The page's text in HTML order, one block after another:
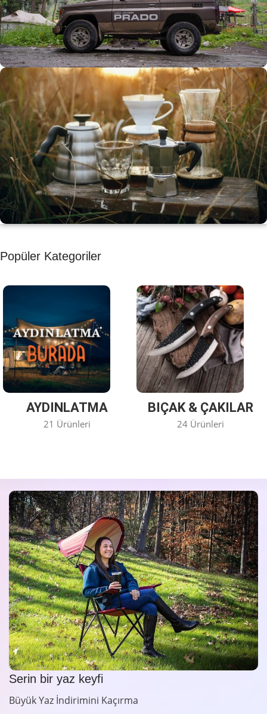
ARAÇ AKSESUARLARI
SATIŞ VE MONTAJ
Keşfet
KAHVE KEYFİ
Kahvemizi Denediniz mi ?
Keşfet
Popüler Kategoriler
AYDINLATMA
21 Ürünleri
BIÇAK & ÇAKILAR
24 Ürünleri
Serin bir yaz keyfi
Büyük Yaz İndirimini Kaçırma